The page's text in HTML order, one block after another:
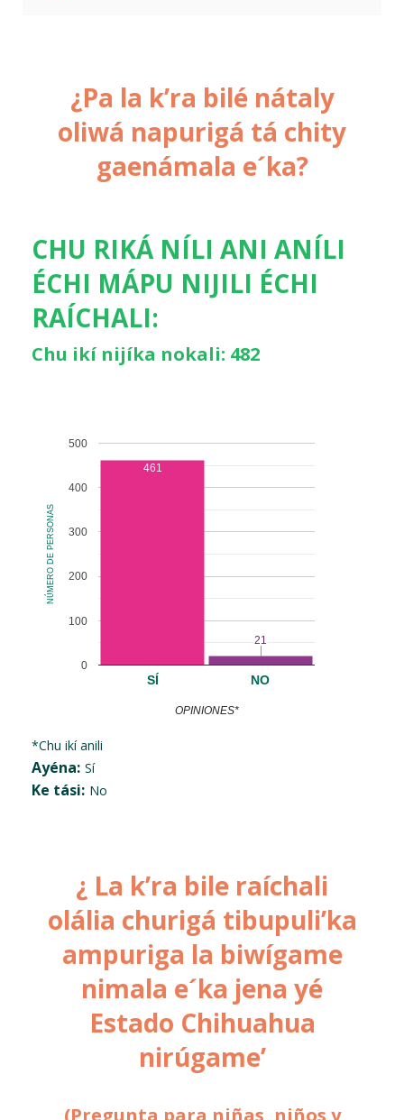
¿Pa la k’ra bilé nátaly
oliwá napurigá tá chity
gaenámala e´ka?
CHU RIKÁ NÍLI ANI ANÍLI
ÉCHI MÁPU NIJILI ÉCHI
RAÍCHALI:
Chu ikí nijíka nokali: 482
SÍ NO
0
100
200
300
400
500
461
21
21
OPINIONES*
NÚMERO DE PERSONAS
*Chu ikí anili
Ayéna: Sí
Ke tási: No
¿ La k’ra bile raíchali
olália churigá tibupuli’ka
ampuriga la biwígame
nimala e´ka jena yé
Estado Chihuahua
nirúgame’
(Pregunta para niñas, niños y